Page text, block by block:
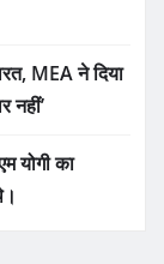
MEA ने दिया
नहीं’
योगी का